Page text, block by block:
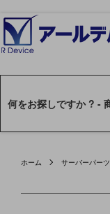
ホーム サーバーパーツ